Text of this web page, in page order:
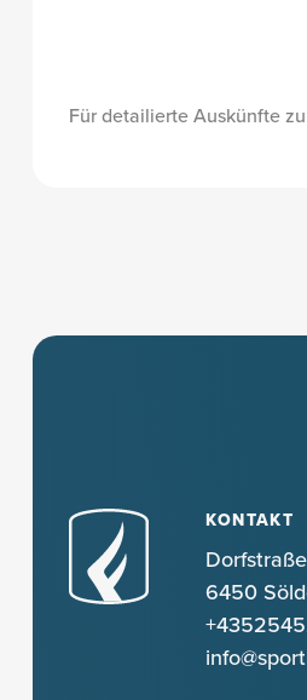
Für detailierte Auskünfte
KONTAKT
Dorfstraße
6450